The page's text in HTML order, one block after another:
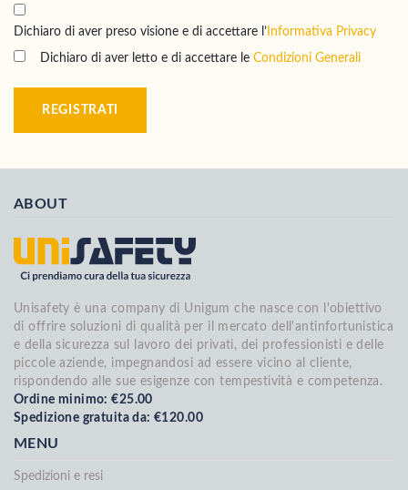
Dichiaro di aver preso visione e di accettare l’ Informativa Privacy
Dichiaro di aver letto e di accettare le Condizioni Generali
REGISTRATI
ABOUT
Unisafety è una company di Unigum che nasce con l'obiettivo
di offrire soluzioni di qualità per il mercato dell'antinfortunistica
e della sicurezza sul lavoro dei privati, dei professionisti e delle
piccole aziende, impegnandosi ad essere vicino al cliente,
rispondendo alle sue esigenze con tempestività e competenza.
Ordine minimo: €25.00
Spedizione gratuita da: €120.00
MENU
Spedizioni e resi